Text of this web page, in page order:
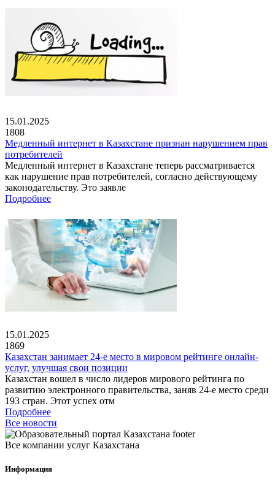
15.01.2025
1808
Медленный интернет в Казахстане признан нарушением прав
потребителей
Медленный интернет в Казахстане теперь рассматривается
как нарушение прав потребителей, согласно действующему
законодательству. Это заявле
Подробнее
15.01.2025
1869
Казахстан занимает 24-е место в мировом рейтинге онлайн-
услуг, улучшая свои позиции
Казахстан вошел в число лидеров мирового рейтинга по
развитию электронного правительства, заняв 24-е место среди
193 стран. Этот успех отм
Подробнее
Все новости
Все компании услуг Казахстана
Информация